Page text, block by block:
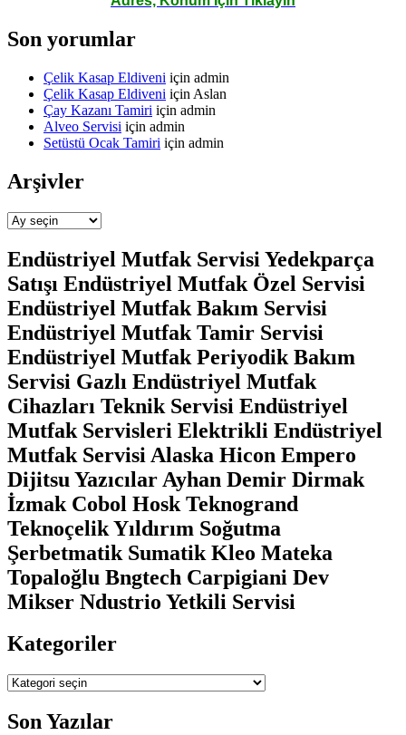
Son yorumlar
Çelik Kasap Eldiveni için admin
Çelik Kasap Eldiveni için Aslan
Çay Kazanı Tamiri için admin
Alveo Servisi için admin
Setüstü Ocak Tamiri için admin
Arşivler
Arşivler
Endüstriyel Mutfak Servisi Yedekparça
Satışı Endüstriyel Mutfak Özel Servisi
Endüstriyel Mutfak Bakım Servisi
Endüstriyel Mutfak Tamir Servisi
Endüstriyel Mutfak Periyodik Bakım
Servisi Gazlı Endüstriyel Mutfak
Cihazları Teknik Servisi Endüstriyel
Mutfak Servisleri Elektrikli Endüstriyel
Mutfak Servisi Alaska Hicon Empero
Dijitsu Yazıcılar Ayhan Demir Dirmak
İzmak Cobol Hosk Teknogrand
Teknoçelik Yıldırım Soğutma
Şerbetmatik Sumatik Kleo Mateka
Topaloğlu Bngtech Carpigiani Dev
Mikser Ndustrio Yetkili Servisi
Kategoriler
Kategoriler
Son Yazılar